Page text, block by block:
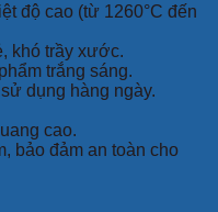
độ cao (từ 1260°C đến
khó trầy xước.
trắng sáng.
dụng hàng ngày.
cao.
bảo đảm an toàn cho